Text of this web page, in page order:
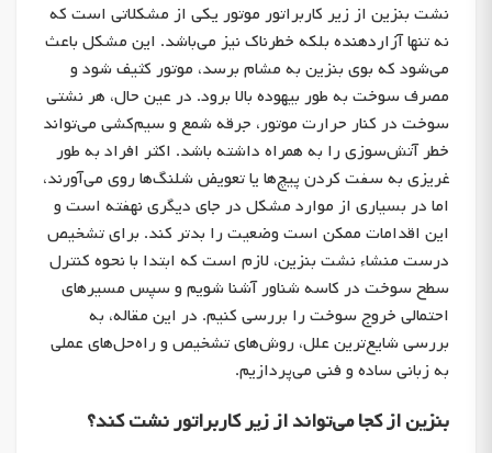
نشت بنزین از زیر کاربراتور موتور یکی از مشکلاتی است که
نه تنها آزاردهنده بلکه خطرناک نیز می‌باشد. این مشکل باعث
می‌شود که بوی بنزین به مشام برسد، موتور کثیف شود و
مصرف سوخت به طور بیهوده بالا برود. در عین حال، هر نشتی
سوخت در کنار حرارت موتور، جرقه شمع و سیم‌کشی می‌تواند
خطر آتش‌سوزی را به همراه داشته باشد. اکثر افراد به طور
غریزی به سفت کردن پیچ‌ها یا تعویض شلنگ‌ها روی می‌آورند،
اما در بسیاری از موارد مشکل در جای دیگری نهفته است و
این اقدامات ممکن است وضعیت را بدتر کند. برای تشخیص
درست منشاء نشت بنزین، لازم است که ابتدا با نحوه کنترل
سطح سوخت در کاسه شناور آشنا شویم و سپس مسیرهای
احتمالی خروج سوخت را بررسی کنیم. در این مقاله، به
بررسی شایع‌ترین علل، روش‌های تشخیص و راه‌حل‌های عملی
به زبانی ساده و فنی می‌پردازیم.
بنزین از کجا می‌تواند از زیر کاربراتور نشت کند؟